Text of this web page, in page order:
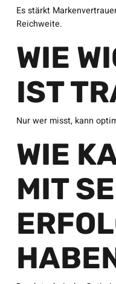
Es stärkt
Reichweite.
WIE
IST
Nur wer misst, kann
WIE
MIT